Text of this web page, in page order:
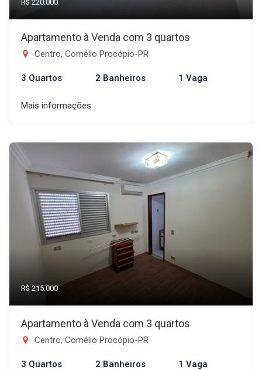
R$ 220.000
Apartamento à Venda com 3 quartos
Centro, Cornélio Procópio-PR
3 Quartos 2 Banheiros 1 Vaga
Mais informações
R$ 215.000
Apartamento à Venda com 3 quartos
Centro, Cornélio Procópio-PR
3 Quartos 2 Banheiros 1 Vaga